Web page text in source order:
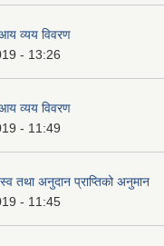
व्यय विवरण
- 13:26
व्यय विवरण
- 11:49
तथा अनुदान प्राप्तिको अनुमान
- 11:45